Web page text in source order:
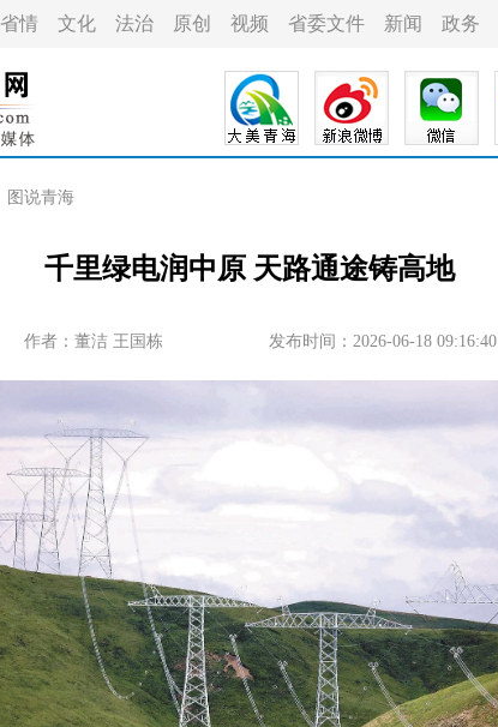
省情 文化 法治 原创 视频 省委文件 新闻 政务
图说青海
千里绿电润中原 天路通途铸高地
作者： 董洁 王国栋 发布时间：2026-06-18 09:16:40